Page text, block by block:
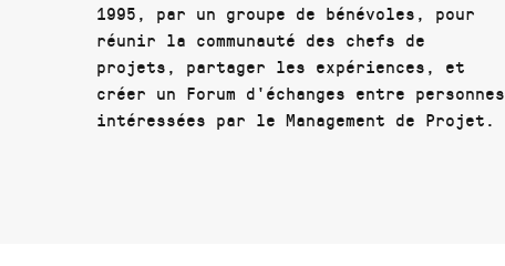
1995, par un groupe de bénévoles, pour
réunir la communauté des chefs de
projets, partager les expériences, et
créer un Forum d'échanges entre personnes
intéressées par le Management de Projet.